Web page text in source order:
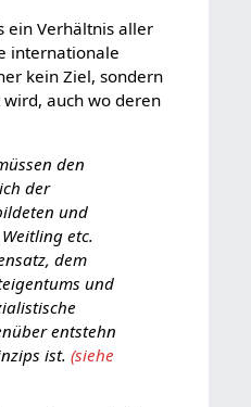
ein Verhältnis aller
internationale
kein Ziel, sondern
auch wo deren
den
der
und
etc.
dem
und
entstehn
ist.(siehe